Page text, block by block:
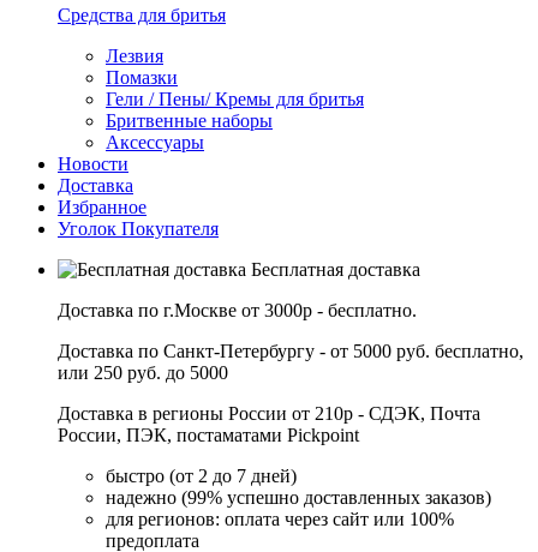
Средства для бритья
Лезвия
Помазки
Гели / Пены/ Кремы для бритья
Бритвенные наборы
Аксессуары
Новости
Доставка
Избранное
Уголок Покупателя
Бесплатная доставка
Доставка по г.Москве от 3000р - бесплатно.
Доставка по Санкт-Петербургу - от 5000 руб. бесплатно,
или 250 руб. до 5000
Доставка в регионы России от 210р - СДЭК, Почта
России, ПЭК, постаматами Pickpoint
быстро (от 2 до 7 дней)
надежно (99% успешно доставленных заказов)
для регионов: оплата через сайт или 100%
предоплата